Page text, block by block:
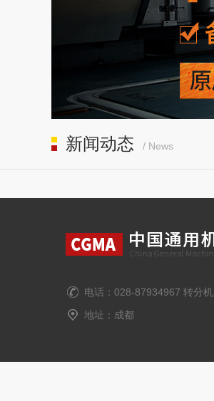
新闻动态 / News
电话：028-87934967 转分机
地址：成都